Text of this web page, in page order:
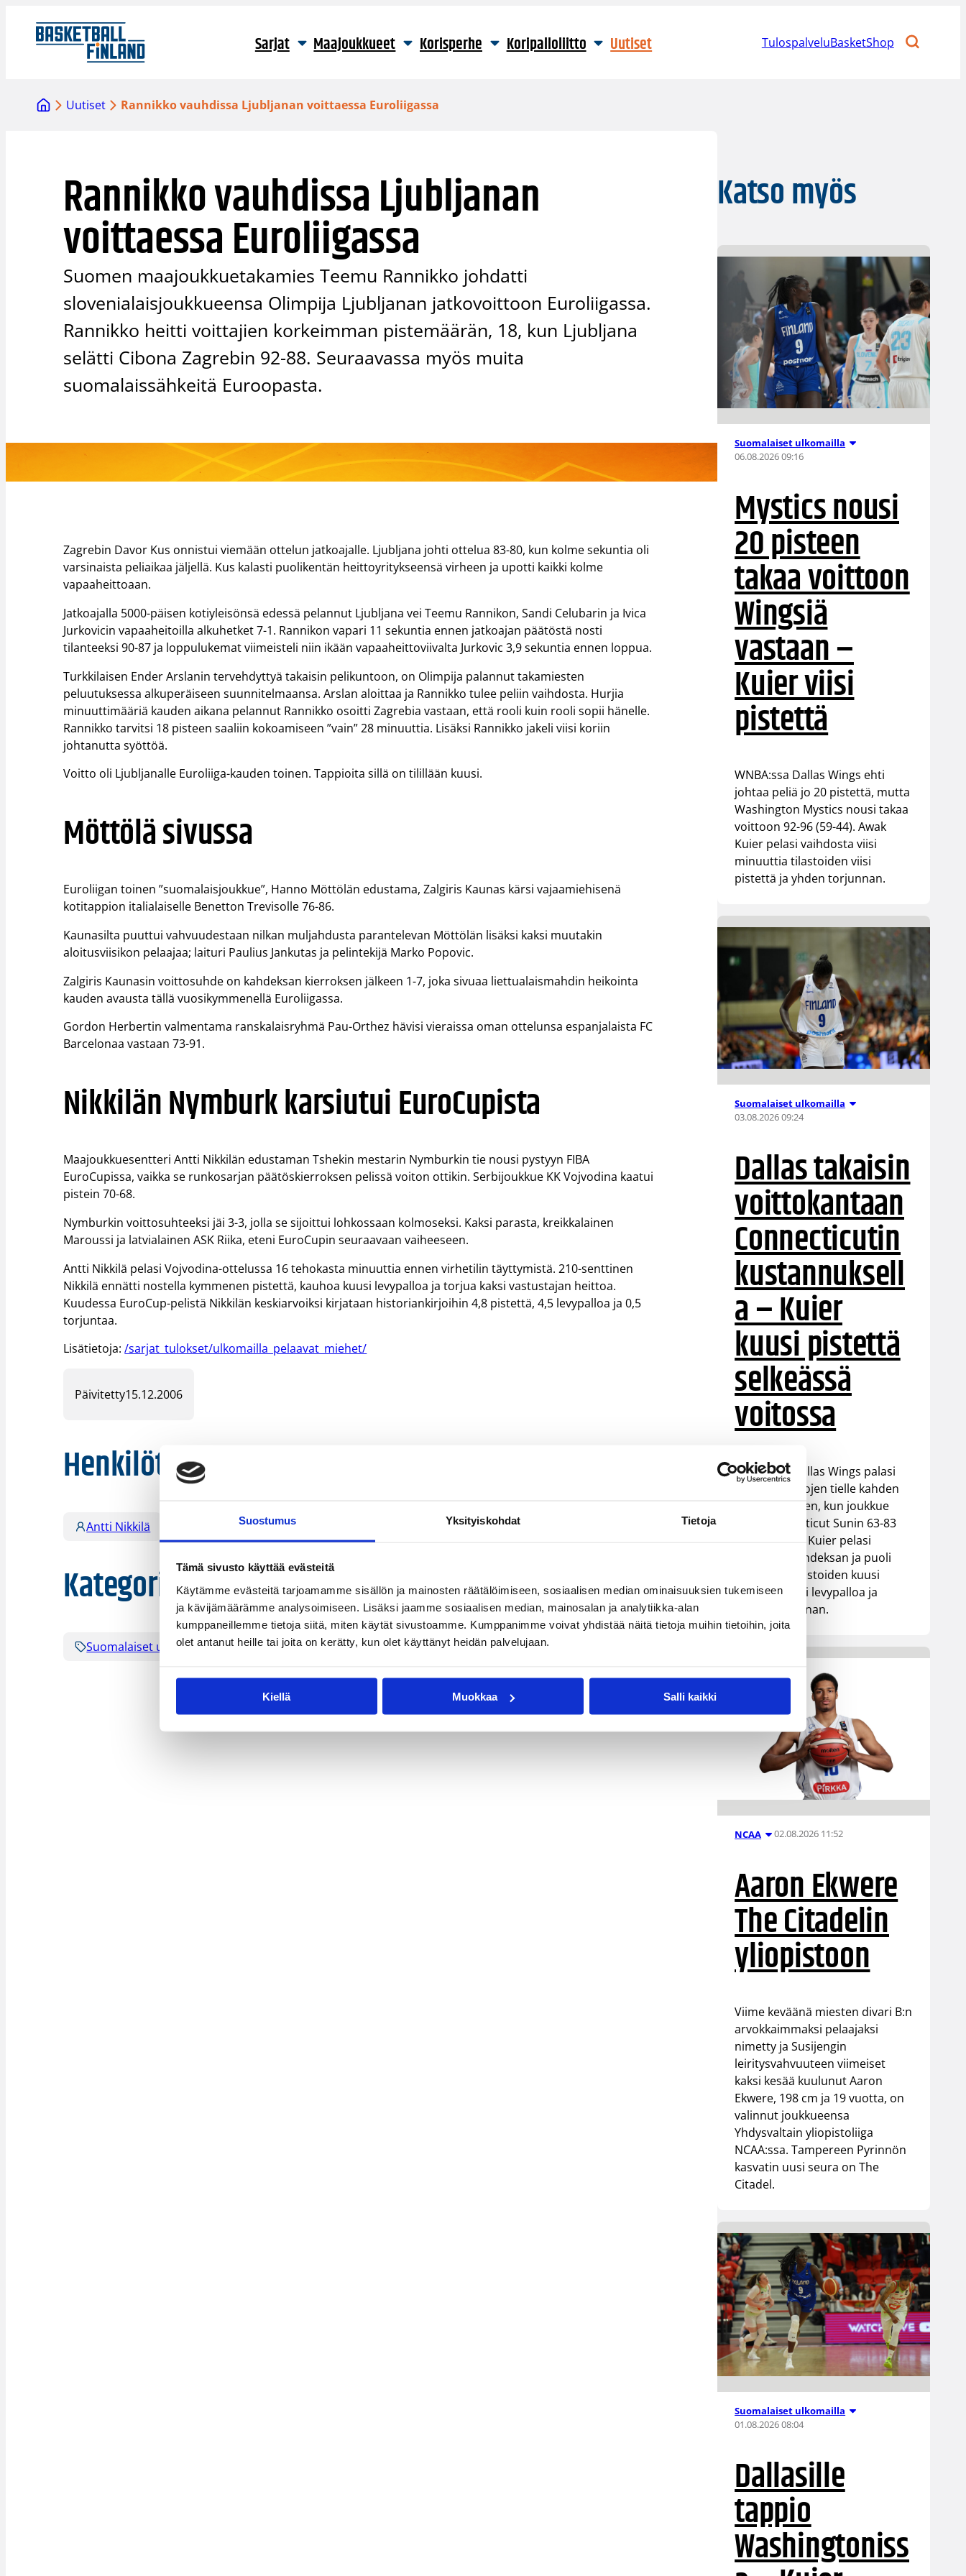
Suostumus Yksityiskohdat Tietoja
Tämä sivusto käyttää evästeitä
Käytämme evästeitä tarjoamamme sisällön ja mainosten räätälöimiseen, sosiaalisen median ominaisuuksien tukemiseen
ja kävijämäärämme analysoimiseen. Lisäksi jaamme sosiaalisen median, mainosalan ja analytiikka-alan
kumppaneillemme tietoja siitä, miten käytät sivustoamme. Kumppanimme voivat yhdistää näitä tietoja muihin tietoihin, joita
olet antanut heille tai joita on kerätty, kun olet käyttänyt heidän palvelujaan.
Kiellä Muokkaa Salli kaikki
sisältöön
Sarjat Maajoukkueet Korisperhe Koripalloliitto Uutiset TulospalveluBasketShop
Uutiset Rannikko vauhdissa Ljubljanan voittaessa Euroliigassa
Rannikko vauhdissa Ljubljanan
voittaessa Euroliigassa
Suomen maajoukkuetakamies Teemu Rannikko johdatti
slovenialaisjoukkueensa Olimpija Ljubljanan jatkovoittoon Euroliigassa.
Rannikko heitti voittajien korkeimman pistemäärän, 18, kun Ljubljana
selätti Cibona Zagrebin 92-88. Seuraavassa myös muita
suomalaissähkeitä Euroopasta.
Zagrebin Davor Kus onnistui viemään ottelun jatkoajalle. Ljubljana johti ottelua 83-80, kun kolme sekuntia oli
varsinaista peliaikaa jäljellä. Kus kalasti puolikentän heittoyritykseensä virheen ja upotti kaikki kolme
vapaaheittoaan.
Jatkoajalla 5000-päisen kotiyleisönsä edessä pelannut Ljubljana vei Teemu Rannikon, Sandi Celubarin ja Ivica
Jurkovicin vapaaheitoilla alkuhetket 7-1. Rannikon vapari 11 sekuntia ennen jatkoajan päätöstä nosti
tilanteeksi 90-87 ja loppulukemat viimeisteli niin ikään vapaaheittoviivalta Jurkovic 3,9 sekuntia ennen loppua.
Turkkilaisen Ender Arslanin tervehdyttyä takaisin pelikuntoon, on Olimpija palannut takamiesten
peluutuksessa alkuperäiseen suunnitelmaansa. Arslan aloittaa ja Rannikko tulee peliin vaihdosta. Hurjia
minuuttimääriä kauden aikana pelannut Rannikko osoitti Zagrebia vastaan, että rooli kuin rooli sopii hänelle.
Rannikko tarvitsi 18 pisteen saaliin kokoamiseen ”vain” 28 minuuttia. Lisäksi Rannikko jakeli viisi koriin
johtanutta syöttöä.
Voitto oli Ljubljanalle Euroliiga-kauden toinen. Tappioita sillä on tilillään kuusi.
Möttölä sivussa
Euroliigan toinen ”suomalaisjoukkue”, Hanno Möttölän edustama, Zalgiris Kaunas kärsi vajaamiehisenä
kotitappion italialaiselle Benetton Trevisolle 76-86.
Kaunasilta puuttui vahvuudestaan nilkan muljahdusta parantelevan Möttölän lisäksi kaksi muutakin
aloitusviisikon pelaajaa; laituri Paulius Jankutas ja pelintekijä Marko Popovic.
Zalgiris Kaunasin voittosuhde on kahdeksan kierroksen jälkeen 1-7, joka sivuaa liettualaismahdin heikointa
kauden avausta tällä vuosikymmenellä Euroliigassa.
Gordon Herbertin valmentama ranskalaisryhmä Pau-Orthez hävisi vieraissa oman ottelunsa espanjalaista FC
Barcelonaa vastaan 73-91.
Nikkilän Nymburk karsiutui EuroCupista
Maajoukkuesentteri Antti Nikkilän edustaman Tshekin mestarin Nymburkin tie nousi pystyyn FIBA
EuroCupissa, vaikka se runkosarjan päätöskierroksen pelissä voiton ottikin. Serbijoukkue KK Vojvodina kaatui
pistein 70-68.
Nymburkin voittosuhteeksi jäi 3-3, jolla se sijoittui lohkossaan kolmoseksi. Kaksi parasta, kreikkalainen
Maroussi ja latvialainen ASK Riika, eteni EuroCupin seuraavaan vaiheeseen.
Antti Nikkilä pelasi Vojvodina-ottelussa 16 tehokasta minuuttia ennen virhetilin täyttymistä. 210-senttinen
Nikkilä ennätti nostella kymmenen pistettä, kauhoa kuusi levypalloa ja torjua kaksi vastustajan heittoa.
Kuudessa EuroCup-pelistä Nikkilän keskiarvoiksi kirjataan historiankirjoihin 4,8 pistettä, 4,5 levypalloa ja 0,5
torjuntaa.
Lisätietoja:/sarjat_tulokset/ulkomailla_pelaavat_miehet/
Päivitetty15.12.2006
Henkilöt
Antti Nikkilä
Kategoriat
Suomalaiset ulkomailla
Katso myös
Suomalaiset ulkomailla
06.08.2026 09:16
Mystics nousi
20 pisteen
takaa voittoon
Wingsiä
vastaan –
Kuier viisi
pistettä
WNBA:ssa Dallas Wings ehti
johtaa peliä jo 20 pistettä, mutta
Washington Mystics nousi takaa
voittoon 92-96 (59-44). Awak
Kuier pelasi vaihdosta viisi
minuuttia tilastoiden viisi
pistettä ja yhden torjunnan.
Suomalaiset ulkomailla
03.08.2026 09:24
Dallas takaisin
voittokantaan
Connecticutin
kustannuksell
a – Kuier
kuusi pistettä
selkeässä
voitossa
WNBA:ssa Dallas Wings palasi
takaisin voittojen tielle kahden
tappion jälkeen, kun joukkue
voitti Connecticut Sunin 63-83
(37-48). Awak Kuier pelasi
vaihdosta kahdeksan ja puoli
minuuttia tilastoiden kuusi
pistettä, kaksi levypalloa ja
yhden torjunnan.
NCAA 02.08.2026 11:52
Aaron Ekwere
The Citadelin
yliopistoon
Viime keväänä miesten divari B:n
arvokkaimmaksi pelaajaksi
nimetty ja Susijengin
leiritysvahvuuteen viimeiset
kaksi kesää kuulunut Aaron
Ekwere, 198 cm ja 19 vuotta, on
valinnut joukkueensa
Yhdysvaltain yliopistoliiga
NCAA:ssa. Tampereen Pyrinnön
kasvatin uusi seura on The
Citadel.
Suomalaiset ulkomailla
01.08.2026 08:04
Dallasille
tappio
Washingtoniss